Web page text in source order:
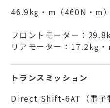
46.9kg・m（460N・m
フロントモーター：
リアモーター：17.2kg・
トランスミッション
Direct Shift-6AT（電子